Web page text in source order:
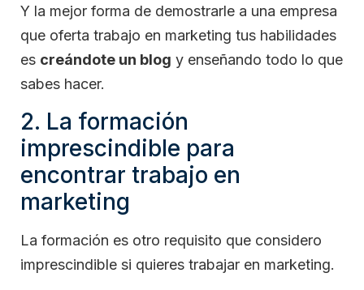
Y la mejor forma de demostrarle a una empresa
que oferta trabajo en marketing tus habilidades
es creándote un blog y enseñando todo lo que
sabes hacer.
2. La formación
imprescindible para
encontrar trabajo en
marketing
La formación es otro requisito que considero
imprescindible si quieres trabajar en marketing.